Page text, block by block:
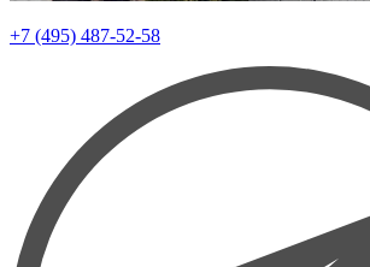
+7 (495) 487-52-58